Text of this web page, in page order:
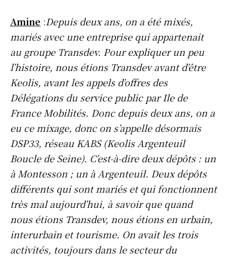
Amine :Depuis deux ans, on a été mixés,
mariés avec une entreprise qui appartenait
au groupe Transdev. Pour expliquer un peu
l’histoire, nous étions Transdev avant d’être
Keolis, avant les appels d’offres des
Délégations du service public par Ile de
France Mobilités. Donc depuis deux ans, on a
eu ce mixage, donc on s’appelle désormais
DSP33, réseau KABS (Keolis Argenteuil
Boucle de Seine). C’est-à-dire deux dépôts : un
à Montesson ; un à Argenteuil. Deux dépôts
différents qui sont mariés et qui fonctionnent
très mal aujourd’hui, à savoir que quand
nous étions Transdev, nous étions en urbain,
interurbain et tourisme. On avait les trois
activités, toujours dans le secteur du